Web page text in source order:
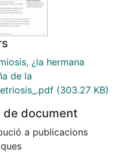
¿la hermana
de la
(303.27 KB)
de document
a publicacions